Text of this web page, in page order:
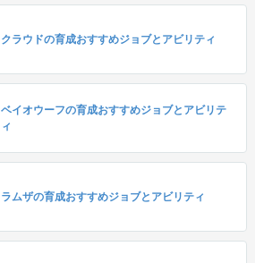
クラウドの育成おすすめジョブとアビリティ
ベイオウーフの育成おすすめジョブとアビリテ
ィ
ラムザの育成おすすめジョブとアビリティ